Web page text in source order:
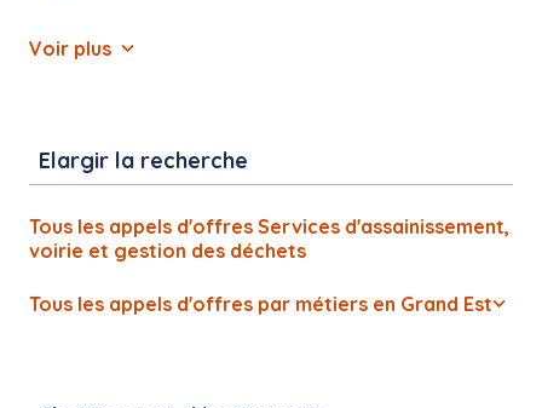
Voir plus
Elargir la recherche
Tous les appels d'offres Services d'assainissement,
voirie et gestion des déchets
Tous les appels d'offres par métiers en Grand Est